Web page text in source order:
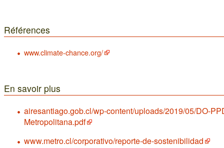
Références
www.climate-chance.org/
En savoir plus
airesantiago.gob.cl/wp-content/uploads/2019/05/DO-
Metropolitana.pdf
www.metro.cl/corporativo/reporte-de-sostenibilidad